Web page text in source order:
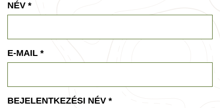
NÉV *
E-MAIL *
BEJELENTKEZÉSI NÉV *